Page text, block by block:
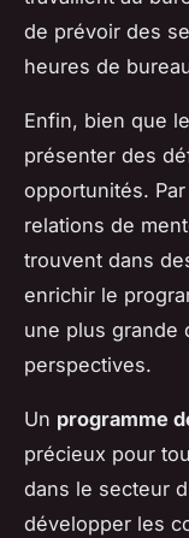
de prévoir des
heures de
Enfin, bien que
présenter des
opportunités.
relations de
trouvent dans
enrichir le
une plus grande
perspectives.
Un programme
précieux pour
dans le secteur
développer les